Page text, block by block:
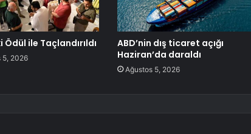
Ödül ile Taçlandırıldı
5, 2026
ABD’nin dış ticaret açığı
Haziran’da daraldı
Ağustos 5, 2026